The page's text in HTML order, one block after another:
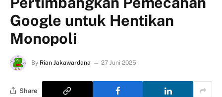
Google untuk Hentikan
Monopoli
By Rian Jakawardana 27 Juni 2025
Share